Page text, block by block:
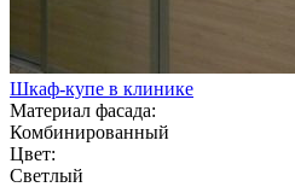
Шкаф-купе в клинике
Материал фасада:
Комбинированный
Цвет:
Светлый